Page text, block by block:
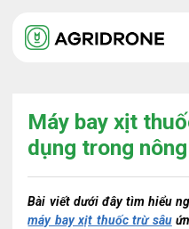
Máy bay xịt
dụng trong
Bài viết dưới đây tìm hiểu
máy bay xịt thuốc trừ sâu